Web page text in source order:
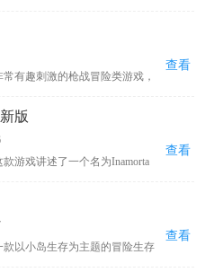
对细胞实验的学习状态，适合
户使用，能让其在模拟环境中
识。
有趣刺激的枪战冒险类游戏，
最多元的射击感受体验，帮助
作体验，游戏以沙滩登录为背
收集到各种枪械来面临各种枪
受到最多元的游戏魅力，加入
查看
版
游戏讲述了一个名为Inamorta
伟，地图广袤，在地图上会有
将依照不断增加的战争工艺来
取成熟的战争艺术，游戏关卡
富，绝对会给予你非常刺激的
查看
以小岛生存为主题的冒险生存
查看